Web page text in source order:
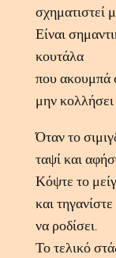
σχηματιστεί
Είναι
κουτάλα
που ακουμπά
μην
Όταν το
ταψί και
Κόψτε το
και
να ροδίσει.
Το τελικό